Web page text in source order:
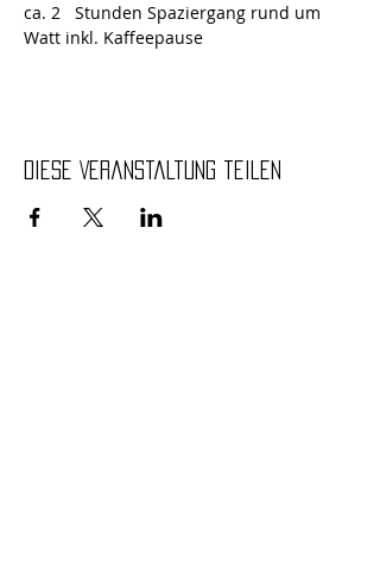
ca. 2   Stunden Spaziergang rund um
Watt inkl. Kaffeepause
Diese Veranstaltung teilen